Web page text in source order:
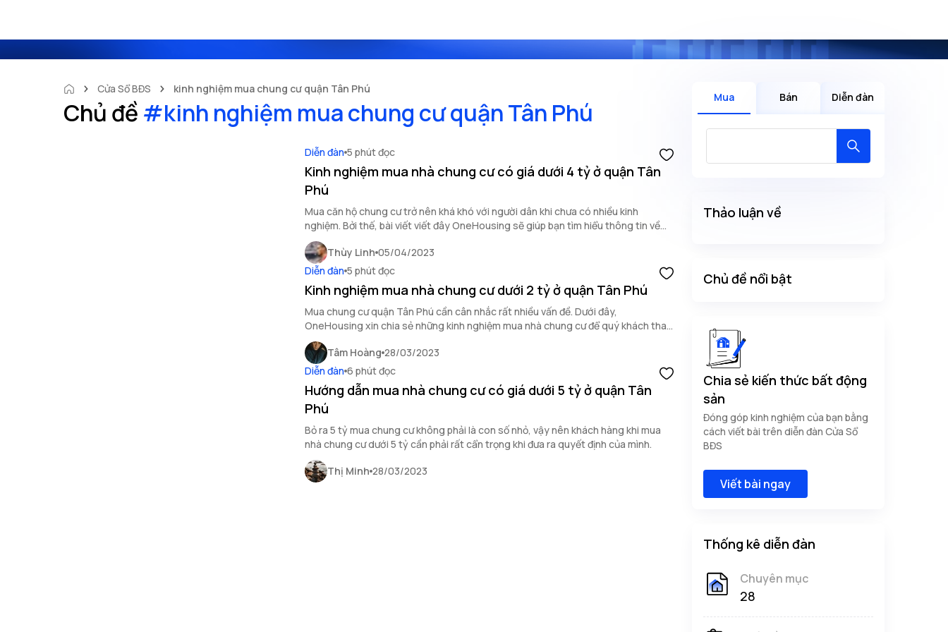
Cửa Sổ BĐS kinh nghiệm mua chung cư quận Tân Phú
Chủ đề #kinh nghiệm mua chung cư quận Tân Phú
Diễn đàn 5 phút đọc
Kinh nghiệm mua nhà chung cư có giá dưới 4 tỷ ở quận Tân
Phú
Mua căn hộ chung cư trở nên khá khó với người dân khi chưa có nhiều kinh
nghiệm. Bởi thế, bài viết viết đây OneHousing sẽ giúp bạn tìm hiểu thông tin về
kinh nghiệm khi mua nhà chung cư có giá dưới 4 tỷ ở quận Tân Phú.
Thùy Linh 05/04/2023
Diễn đàn 5 phút đọc
Kinh nghiệm mua nhà chung cư dưới 2 tỷ ở quận Tân Phú
Mua chung cư quận Tân Phú cần cân nhắc rất nhiều vấn đề. Dưới đây,
OneHousing xin chia sẻ những kinh nghiệm mua nhà chung cư để quý khách tham
khảo.
Tâm Hoàng 28/03/2023
Diễn đàn 6 phút đọc
Hướng dẫn mua nhà chung cư có giá dưới 5 tỷ ở quận Tân
Phú
Bỏ ra 5 tỷ mua chung cư không phải là con số nhỏ, vậy nên khách hàng khi mua
nhà chung cư dưới 5 tỷ cần phải rất cẩn trọng khi đưa ra quyết định của mình.
Thị Minh 28/03/2023
Mua Bán Diễn đàn
Thảo luận về
Chủ đề nổi bật
Chia sẻ kiến thức bất động
sản
Đóng góp kinh nghiệm của bạn bằng
cách viết bài trên diễn đàn Cửa Sổ
BĐS
Viết bài ngay
Thống kê diễn đàn
Chuyên mục
28